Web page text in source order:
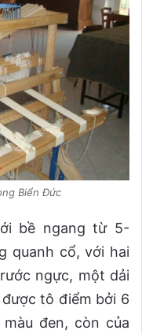
Biển Đức
bề ngang từ 5-
quanh cổ, với hai
ngực, một dải
được tô điểm bởi 6
đen, còn của